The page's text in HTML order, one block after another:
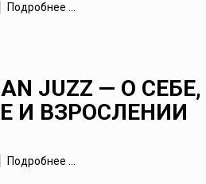
Подробнее ...
JUZZ — О СЕБЕ,
И ВЗРОСЛЕНИИ
Подробнее ...